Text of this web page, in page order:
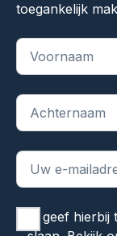
toegankelijk
"*" geeft
Ik geef